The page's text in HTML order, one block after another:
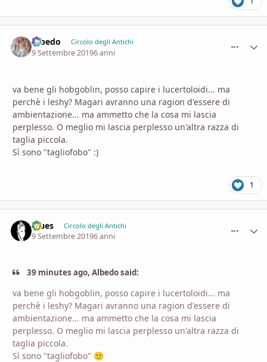
Albedo Circolo degli Antichi
9 Settembre 20196 anni
va bene gli hobgoblin, posso capire i lucertoloidi... ma
perchè i leshy? Magari avranno una ragion d'essere di
ambientazione... ma ammetto che la cosa mi lascia
perplesso. O meglio mi lascia perplesso un'altra razza di
taglia piccola.
Sì sono "tagliofobo" :)
1
Blues Circolo degli Antichi
9 Settembre 20196 anni
39 minutes ago, Albedo said:
va bene gli hobgoblin, posso capire i lucertoloidi... ma
perchè i leshy? Magari avranno una ragion d'essere di
ambientazione... ma ammetto che la cosa mi lascia
perplesso. O meglio mi lascia perplesso un'altra razza di
taglia piccola.
Sì sono "tagliofobo" 🙂